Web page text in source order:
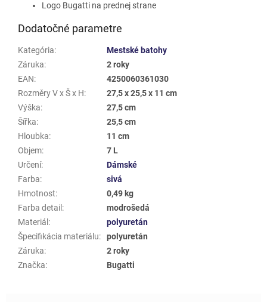
Logo Bugatti na prednej strane
Dodatočné parametre
Kategória:
Mestské batohy
Záruka:
2 roky
EAN:
4250060361030
Rozměry V x Š x H:
27,5 x 25,5 x 11 cm
Výška:
27,5 cm
Šířka:
25,5 cm
Hloubka:
11 cm
Objem:
7 L
Určení:
Dámské
Farba:
sivá
Hmotnost:
0,49 kg
Farba detail :
modrošedá
Materiál :
polyuretán
Špecifikácia materiálu:
polyuretán
Záruka:
2 roky
Značka: Bugatti